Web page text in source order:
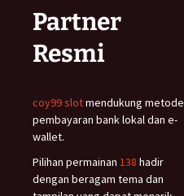
Partner
Resmi
coy99 slotmendukung metode
pembayaran bank lokal dan e-
wallet.
Pilihan permainan 138 hadir
dengan beragam tema dan